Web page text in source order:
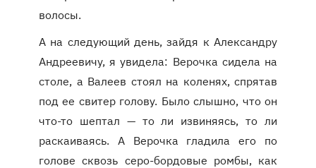
волосы.
А на следующий день, зайдя к Александру
Андреевичу, я увидела: Верочка сидела на
столе, а Валеев стоял на коленях, спрятав
под ее свитер голову. Было слышно, что он
что-то шептал — то ли извиняясь, то ли
раскаиваясь. А Верочка гладила его по
голове сквозь серо-бордовые ромбы, как